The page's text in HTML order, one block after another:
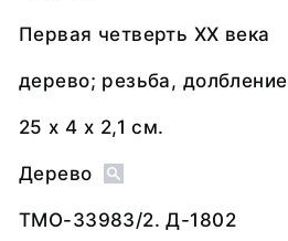
Первая четверть XX века
дерево; резьба, долбление
25 х 4 х 2,1 см.
Дерево
ТМО-33983/2. Д-1802